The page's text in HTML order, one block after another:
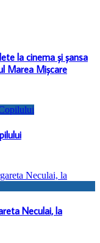
la cinema și șansa
Marea Mișcare
Neculai, la